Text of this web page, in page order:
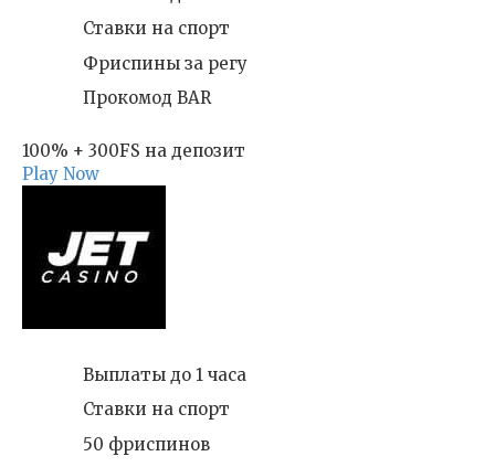
Ставки на спорт
Фриспины за регу
Прокомод BAR
100% + 300FS на депозит
Play Now
Выплаты до 1 часа
Ставки на спорт
50 фриспинов